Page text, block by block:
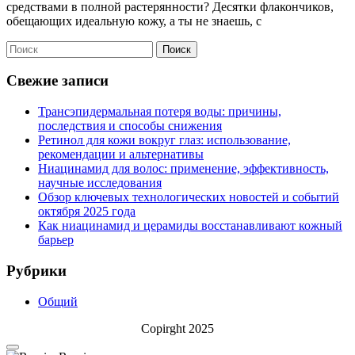
средствами в полной растерянности? Десятки флакончиков,
обещающих идеальную кожу, а ты не знаешь, с
Поиск
Свежие записи
Трансэпидермальная потеря воды: причины,
последствия и способы снижения
Ретинол для кожи вокруг глаз: использование,
рекомендации и альтернативы
Ниацинамид для волос: применение, эффективность,
научные исследования
Обзор ключевых технологических новостей и событий
октября 2025 года
Как ниацинамид и церамиды восстанавливают кожный
барьер
Рубрики
Общий
Copirght 2025